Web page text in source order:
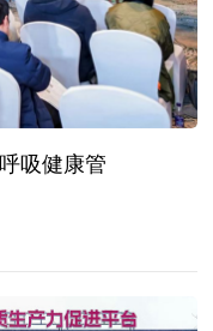
吸健康管